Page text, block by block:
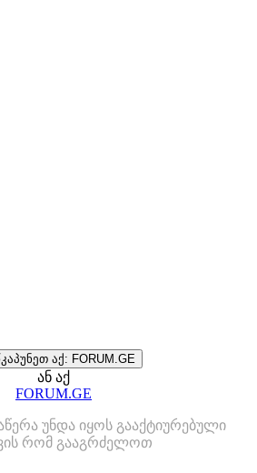
აქ: FORUM.GE
ან აქ
FORUM.GE
უნდა იყოს გააქტიურებული
რომ გააგრძელოთ